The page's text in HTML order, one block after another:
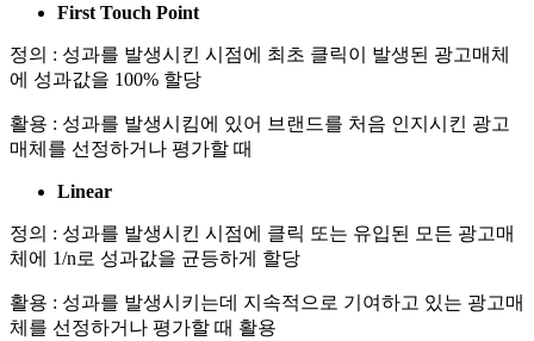
First Touch Point
정의 : 성과를 발생시킨 시점에 최초 클릭이 발생된 광고매체
에 성과값을 100% 할당
활용 : 성과를 발생시킴에 있어 브랜드를 처음 인지시킨 광고
매체를 선정하거나 평가할 때
Linear
정의 : 성과를 발생시킨 시점에 클릭 또는 유입된 모든 광고매
체에 1/n로 성과값을 균등하게 할당
활용 : 성과를 발생시키는데 지속적으로 기여하고 있는 광고매
체를 선정하거나 평가할 때 활용